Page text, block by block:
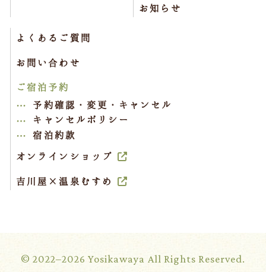
お知らせ
よくあるご質問
お問い合わせ
ご宿泊予約
予約確認・変更・キャンセル
キャンセルポリシー
宿泊約款
オンラインショップ
吉川屋×温泉むすめ
© 2022–2026 Yosikawaya All Rights Reserved.